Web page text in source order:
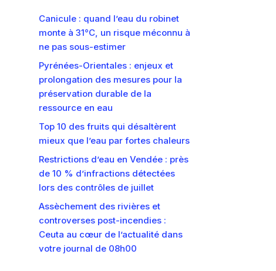
Canicule : quand l’eau du robinet
monte à 31°C, un risque méconnu à
ne pas sous-estimer
Pyrénées-Orientales : enjeux et
prolongation des mesures pour la
préservation durable de la
ressource en eau
Top 10 des fruits qui désaltèrent
mieux que l’eau par fortes chaleurs
Restrictions d’eau en Vendée : près
de 10 % d’infractions détectées
lors des contrôles de juillet
Assèchement des rivières et
controverses post-incendies :
Ceuta au cœur de l’actualité dans
votre journal de 08h00